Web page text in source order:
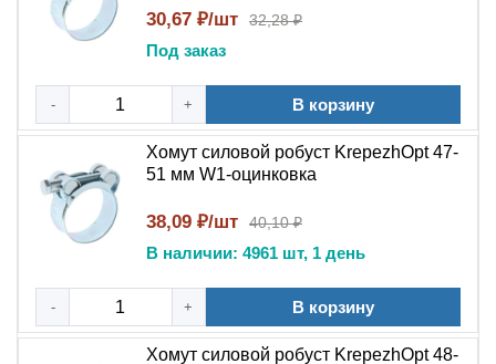
равномерное обжатие.
Подходит ли для уличного использования зимой?
применять хомут в зимних условиях.
Инструкция для монтажа и демонтажа
Монтаж:
1. Подберите хомут подходящего диаметра для вашего
шланга или патрубка.
концы ленты.
3. Установите болт и гайку, предварительно наживив их
30,67 ₽/шт 32,28 ₽
Под заказ
- + В корзину
Хомут силовой робуст KrepezhOpt 47-
51 мм W1-оцинковка
38,09 ₽/шт 40,10 ₽
В наличии: 4961 шт, 1 день
- + В корзину
Хомут силовой робуст KrepezhOpt 48-